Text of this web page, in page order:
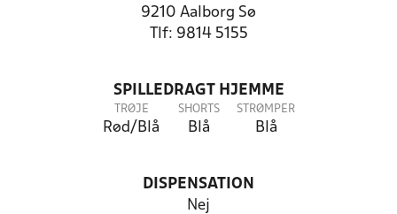
9210 Aalborg Sø
Tlf: 9814 5155
SPILLEDRAGT HJEMME
TRØJE
Rød/Blå
SHORTS
Blå
STRØMPER
Blå
DISPENSATION
Nej